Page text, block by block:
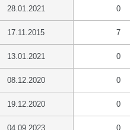
28.01.2021 0
17.11.2015 7
13.01.2021 0
08.12.2020 0
19.12.2020 0
04.09.2023 0